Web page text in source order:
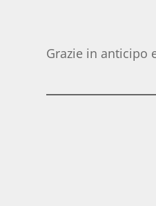
Grazie in anticipo